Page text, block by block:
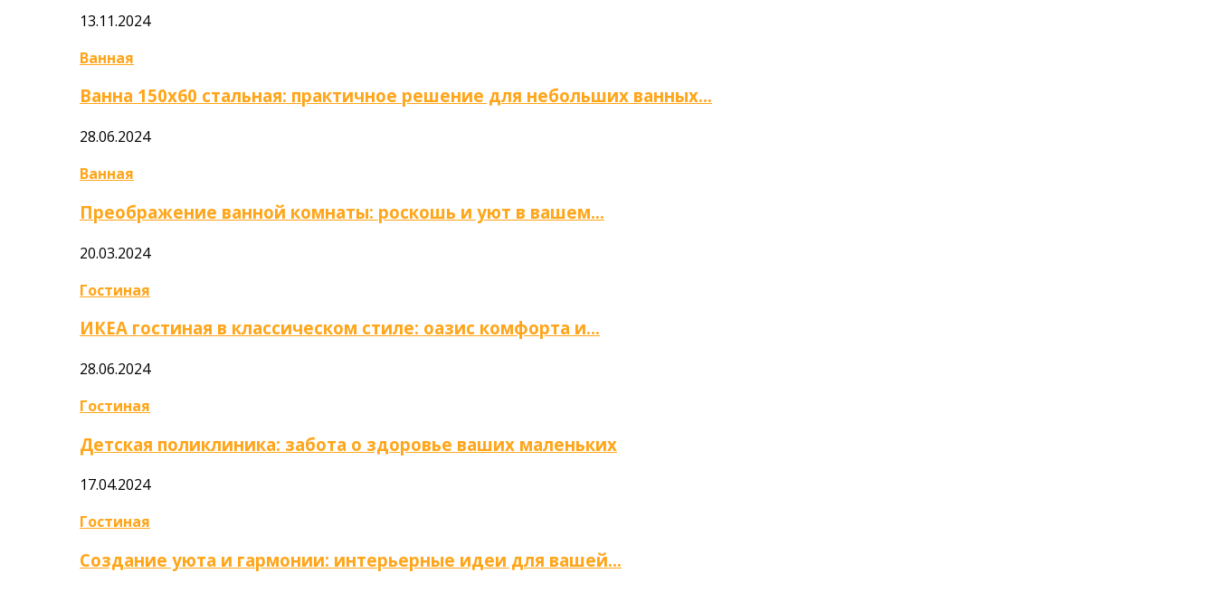
13.11.2024
Ванная
Ванна 150х60 стальная: практичное решение для небольших ванных…
28.06.2024
Ванная
Преображение ванной комнаты: роскошь и уют в вашем…
20.03.2024
Гостиная
ИКЕА гостиная в классическом стиле: оазис комфорта и…
28.06.2024
Гостиная
Детская поликлиника: забота о здоровье ваших маленьких
17.04.2024
Гостиная
Создание уюта и гармонии: интерьерные идеи для вашей…